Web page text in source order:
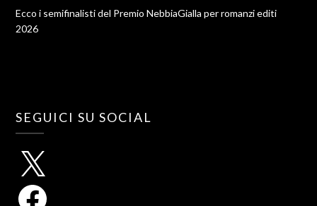
Ecco i semifinalisti del Premio NebbiaGialla per romanzi editi
2026
SEGUICI SU SOCIAL